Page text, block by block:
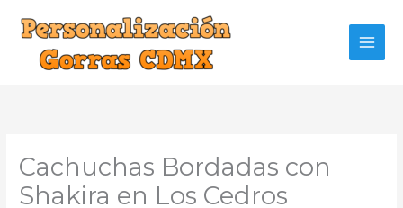
contenido
Cachuchas Bordadas con
Shakira en Los Cedros